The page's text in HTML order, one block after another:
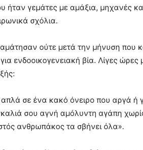
ήταν γεμάτες με αμάξια, μηχανές
σχόλια.
ούτε μετά την μήνυση που
ενδοοικογενειακή βία. Λίγες
σε ένα κακό όνειρο που αργά ή
σου αγνή αμόλυντη αγάπη
ανθρωπάκος τα σβήνει όλα».